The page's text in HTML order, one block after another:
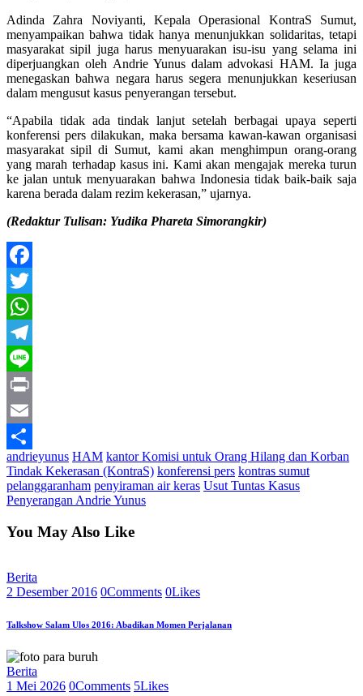
Adinda Zahra Noviyanti, Kepala Operasional KontraS Sumut,
menyampaikan bahwa tidak hanya menunjukkan solidaritas, tetapi
masyarakat sipil juga harus menyuarakan isu-isu yang selama ini
diperjuangkan oleh Andrie Yunus dalam advokasi HAM. Ia juga
menegaskan bahwa negara harus segera menunjukkan keseriusan
dalam mengusut kasus penyerangan tersebut.
“Apabila tidak ada tindak lanjut setelah berbagai upaya seperti
konferensi pers dilakukan, maka bersama kawan-kawan organisasi
masyarakat sipil di Sumut, kami akan menghimpun orang-orang
yang marah terhadap kasus ini. Kami akan mengajak mereka turun
ke jalan untuk menyuarakan bahwa Indonesia tidak baik-baik saja
karena berada dalam rezim kekerasan,” ujarnya.
(Redaktur Tulisan: Yudika Phareta Simorangkir)
Facebook
Twitter
WhatsApp
Telegram
Line
Print
Email
Share
andrieyunus HAM kantor Komisi untuk Orang Hilang dan Korban
Tindak Kekerasan (KontraS) konferensi pers kontras sumut
pelanggaranham penyiraman air keras Usut Tuntas Kasus
Penyerangan Andrie Yunus
You May Also Like
Berita
2 Desember 2016 0Comments 0Likes
Talkshow Salam Ulos 2016: Abadikan Momen Perjalanan
Berita
1 Mei 2026 0Comments 5Likes